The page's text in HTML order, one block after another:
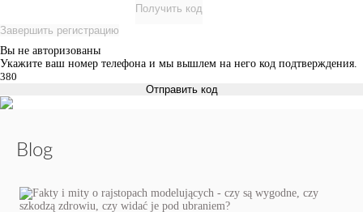
Получить код
Завершить регистрацию
Вы не авторизованы
Укажите ваш номер телефона и мы вышлем на него код подтверждения.
Отправить код
Blog